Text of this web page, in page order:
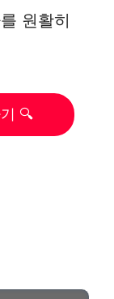
원활히
🔍